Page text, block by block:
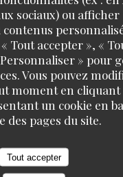
sociaux) ou afficher
contenus
Tout accepter », «
» pour
Vous pouvez
moment en
un cookie en
des pages du site.
Tout accepter
, abrité du soleil
3